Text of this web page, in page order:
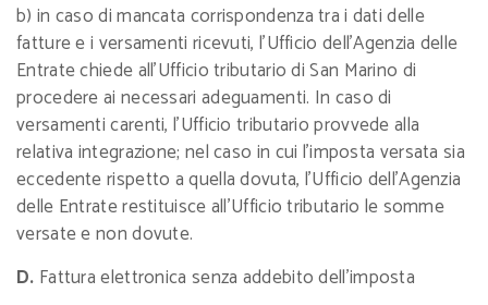
b) in caso di mancata corrispondenza tra i dati delle
fatture e i versamenti ricevuti, l’Ufficio dell’Agenzia delle
Entrate chiede all’Ufficio tributario di San Marino di
procedere ai necessari adeguamenti. In caso di
versamenti carenti, l’Ufficio tributario provvede alla
relativa integrazione; nel caso in cui l’imposta versata sia
eccedente rispetto a quella dovuta, l’Ufficio dell’Agenzia
delle Entrate restituisce all’Ufficio tributario le somme
versate e non dovute.
D. Fattura elettronica senza addebito dell’imposta